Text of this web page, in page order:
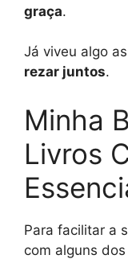
graça.
Já viveu algo
rezar juntos.
Minha
Livros
Para facilitar a
com alguns